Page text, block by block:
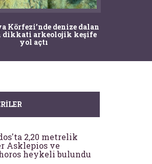
Körfezi’nde denize dalan
dikkati arkeolojik keşife
yol açtı
2,20 metrelik
Asklepios ve
heykeli bulundu